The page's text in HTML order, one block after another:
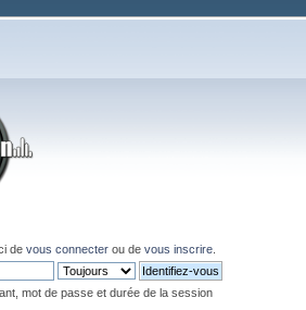
devous connecter ou devous inscrire
mot de passe et durée de la session